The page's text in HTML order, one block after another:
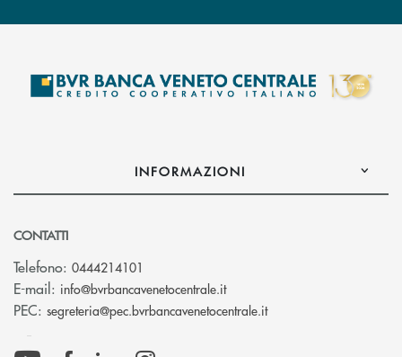
INFORMAZIONI
CONTATTI
Telefono: 0444214101
E-mail: info@bvrbancavenetocentrale.it(si apre l’app di posta
PEC: segreteria@pec.bvrbancavenetocentrale.it(si apre l’app di